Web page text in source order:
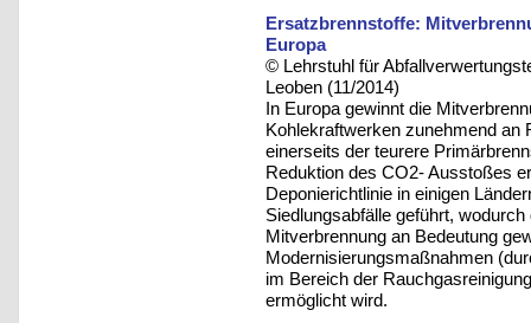
Ersatzbrennstoffe:
Europa
© Lehrstuhl für
Leoben (11/2014)
In Europa gewinnt die
Kohlekraftwerken zunehmend an
einerseits der teurere
Reduktion des CO2- Ausstoßes
Deponierichtlinie in einigen
Siedlungsabfälle geführt,
Mitverbrennung an Bedeutung
Modernisierungsmaßnahmen
im Bereich der
ermöglicht wird.